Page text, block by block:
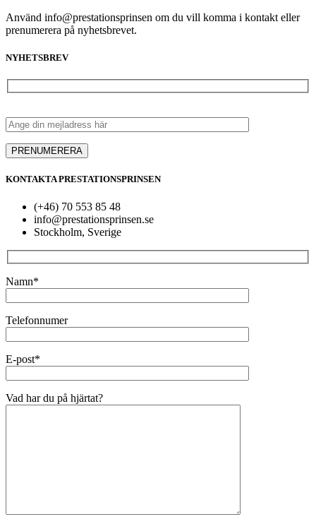
Använd info@prestationsprinsen om du vill komma i kontakt eller
prenumerera på nyhetsbrevet.
NYHETSBREV
KONTAKTA PRESTATIONSPRINSEN
(+46) 70 553 85 48
info@prestationsprinsen.se
Stockholm, Sverige
Namn*
Telefonnumer
E-post*
Vad har du på hjärtat?